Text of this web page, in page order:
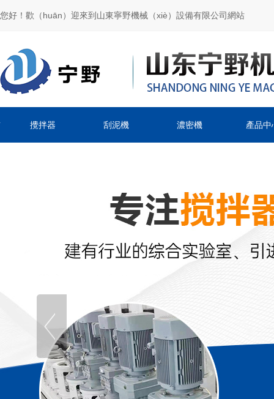
您好！歡（huān）迎來到山東寧野機械（xiè）設備有限公司網站
攪拌器 刮泥機 濃密機 產品中